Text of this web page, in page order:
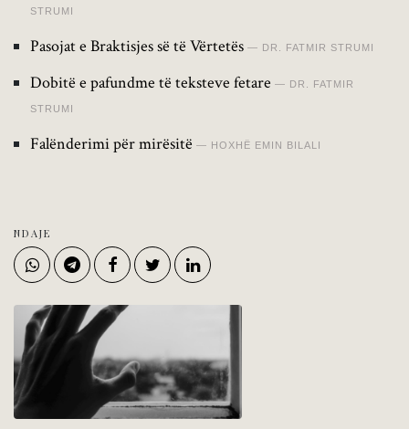
STRUMI
Pasojat e Braktisjes së të Vërtetës DR. FATMIR STRUMI
Dobitë e pafundme të teksteve fetare DR. FATMIR
STRUMI
Falënderimi për mirësitë HOXHË EMIN BILALI
NDAJE